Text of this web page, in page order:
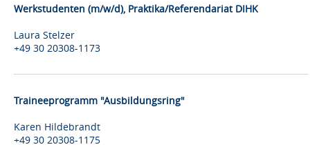
Werkstudenten (m/w/d), Praktika/Referendariat DIHK
Laura Stelzer
+49 30 20308-1173
Traineeprogramm "Ausbildungsring"
Karen Hildebrandt
+49 30 20308-1175